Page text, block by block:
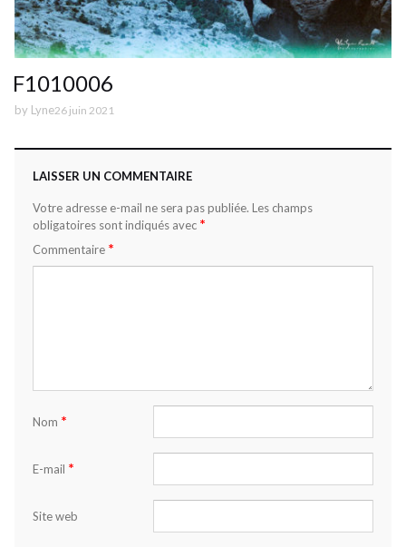
F1010006
by Lyne26 juin 2021
LAISSER UN COMMENTAIRE
Votre adresse e-mail ne sera pas publiée. Les champs
obligatoires sont indiqués avec *
Commentaire *
Nom *
E-mail *
Site web